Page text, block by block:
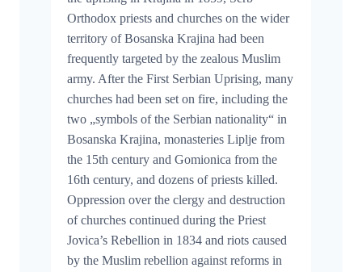
Orthodox priests and churches on the wider
territory of Bosanska Krajina had been
frequently targeted by the zealous Muslim
army. After the First Serbian Uprising, many
churches had been set on fire, including the
two „symbols of the Serbian nationality“ in
Bosanska Krajina, monasteries Liplje from
the 15th century and Gomionica from the
16th century, and dozens of priests killed.
Oppression over the clergy and destruction
of churches continued during the Priest
Jovica’s Rebellion in 1834 and riots caused
by the Muslim rebellion against reforms in